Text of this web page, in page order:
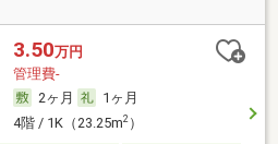
3.50万円
管理費-
2ヶ月
1ヶ月
4階 / 1K（23.25m2）